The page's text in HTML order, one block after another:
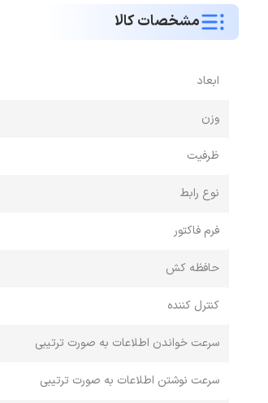
مشخصات کالا
ابعاد
وزن
ظرفیت
نوع رابط
فرم فاکتور
حافظه کش
کنترل کننده
سرعت خواندن اطلاعات به صورت ترتیبی
سرعت نوشتن اطلاعات به صورت ترتیبی